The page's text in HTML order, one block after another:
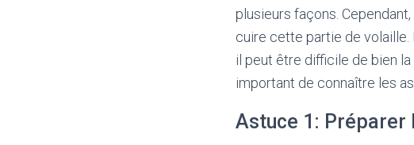
plusieurs façons.
cuire cette partie de
il peut être difficile de bien
important de connaître les
Astuce 1: Préparer